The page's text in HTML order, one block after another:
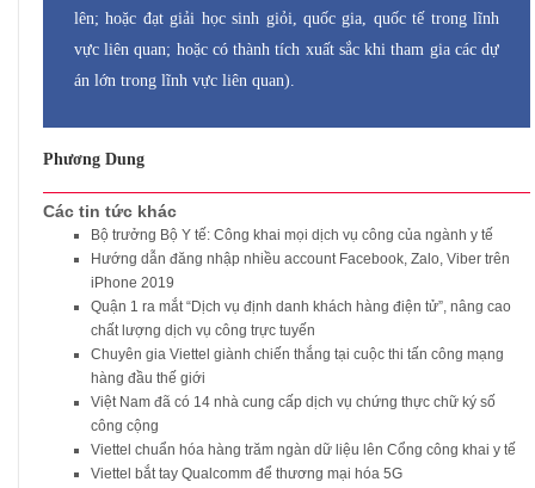
lên; hoặc đạt giải học sinh giỏi, quốc gia, quốc tế trong lĩnh
vực liên quan; hoặc có thành tích xuất sắc khi tham gia các dự
án lớn trong lĩnh vực liên quan).
Phương Dung
Các tin tức khác
Bộ trưởng Bộ Y tế: Công khai mọi dịch vụ công của ngành y tế
Hướng dẫn đăng nhập nhiều account Facebook, Zalo, Viber trên
iPhone 2019
Quận 1 ra mắt “Dịch vụ định danh khách hàng điện tử”, nâng cao
chất lượng dịch vụ công trực tuyến
Chuyên gia Viettel giành chiến thắng tại cuộc thi tấn công mạng
hàng đầu thế giới
Việt Nam đã có 14 nhà cung cấp dịch vụ chứng thực chữ ký số
công cộng
Viettel chuẩn hóa hàng trăm ngàn dữ liệu lên Cổng công khai y tế
Viettel bắt tay Qualcomm để thương mại hóa 5G